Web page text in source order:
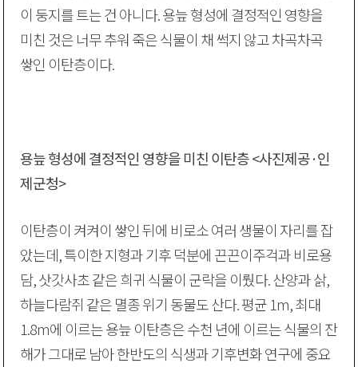
이 둥지를 트는 건 아니다. 용늪 형성에 결정적인 영향을
미친 것은 너무 추워 죽은 식물이 채 썩지 않고 차곡차곡
쌓인 이탄층이다.
용늪 형성에 결정적인 영향을 미친 이탄층 <사진제공·인
제군청>
이탄층이 켜켜이 쌓인 뒤에 비로소 여러 생물이 자리를 잡
았는데, 특이한 지형과 기후 덕분에 끈끈이주걱과 비로용
담, 삿갓사초 같은 희귀 식물이 군락을 이뤘다. 산양과 삵,
하늘다람쥐 같은 멸종 위기 동물도 산다. 평균 1m, 최대
1.8m에 이르는 용늪 이탄층은 수천 년에 이르는 식물의 잔
해가 그대로 남아 한반도의 식생과 기후변화 연구에 중요